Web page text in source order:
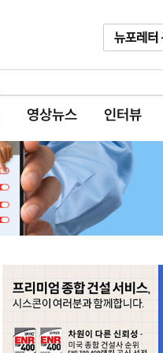
영상뉴스 인터뷰